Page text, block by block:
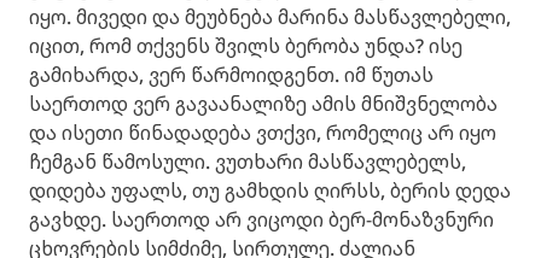
იყო. მივედი და მეუბნება მარინა მასწავლებელი,
იცით, რომ თქვენს შვილს ბერობა უნდა? ისე
გამიხარდა, ვერ წარმოიდგენთ. იმ წუთას
საერთოდ ვერ გავაანალიზე ამის მნიშვნელობა
და ისეთი წინადადება ვთქვი, რომელიც არ იყო
ჩემგან წამოსული. ვუთხარი მასწავლებელს,
დიდება უფალს, თუ გამხდის ღირსს, ბერის დედა
გავხდე. საერთოდ არ ვიცოდი ბერ-მონაზვნური
ცხოვრების სიმძიმე, სირთულე. ძალიან